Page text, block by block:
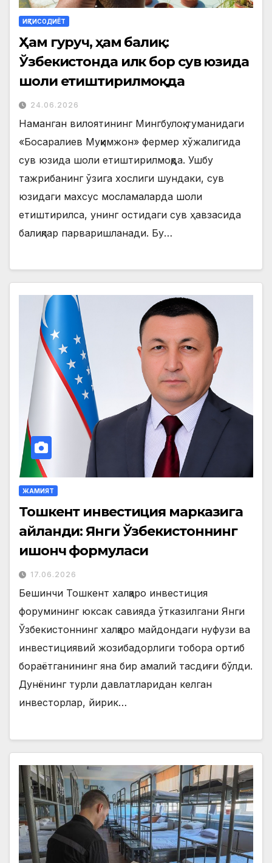
ИҚТИСОДИЁТ
Ҳам гуруч, ҳам балиқ:
Ўзбекистонда илк бор сув юзида
шоли етиштирилмоқда
24.06.2026
Наманган вилоятининг Мингбулоқ туманидаги
«Босаралиев Муқимжон» фермер хўжалигида
сув юзида шоли етиштирилмоқда. Ушбу
тажрибанинг ўзига хослиги шундаки, сув
юзидаги махсус мосламаларда шоли
етиштирилса, унинг остидаги сув ҳавзасида
балиқлар парваришланади. Бу…
ЖАМИЯТ
Тошкент инвестиция марказига
айланди: Янги Ўзбекистоннинг
ишонч формуласи
17.06.2026
Бешинчи Тошкент халқаро инвестиция
форумининг юксак савияда ўтказилгани Янги
Ўзбекистоннинг халқаро майдондаги нуфузи ва
инвестициявий жозибадорлиги тобора ортиб
бораётганининг яна бир амалий тасдиғи бўлди.
Дунёнинг турли давлатларидан келган
инвесторлар, йирик…